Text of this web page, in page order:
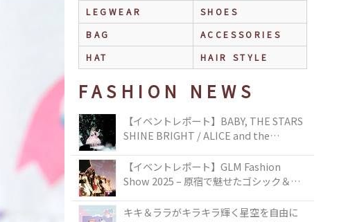
LEGWEAR
SHOES
BAG
ACCESSORIES
HAT
HAIR STYLE
FASHION NEWS
【イベントレポート】BABY, THE STARS
SHINE BRIGHT / ALICE and the
TOKYO
【イベントレポート】GLM Fashion
Show 2025 – 原宿で魅せたゴシック＆ロ
キキ＆ララがキラキラ輝く星空を自由に